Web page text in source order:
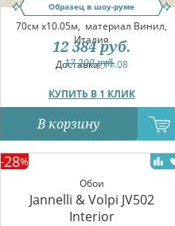
Образец в шоу-руме
70см x10.05м, материал Винил,
Италия
Доставка:11.08
КУПИТЬ В 1 КЛИК
17 200руб.
12 384 руб.
В корзину
Обои
Jannelli & Volpi JV502
Interior
-28%